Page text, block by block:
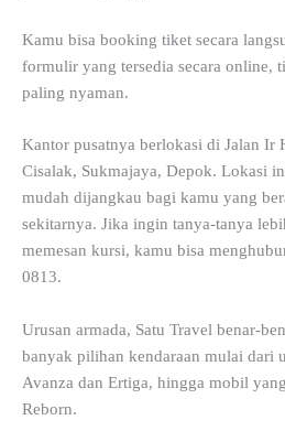
Kamu bisa booking tiket secara
formulir yang tersedia secara online,
paling nyaman.
Kantor pusatnya berlokasi di Jalan Ir
Cisalak, Sukmajaya, Depok. Lokasi
mudah dijangkau bagi kamu yang
sekitarnya. Jika ingin tanya-tanya
memesan kursi, kamu bisa
0813.
Urusan armada, Satu Travel benar-
banyak pilihan kendaraan mulai dari
Avanza dan Ertiga, hingga mobil
Reborn.